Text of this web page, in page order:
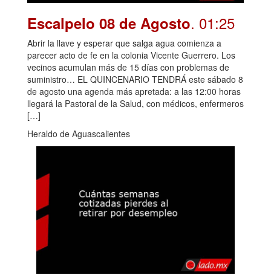
Escalpelo 08 de Agosto. 01:25
Abrir la llave y esperar que salga agua comienza a
parecer acto de fe en la colonia Vicente Guerrero. Los
vecinos acumulan más de 15 días con problemas de
suministro… EL QUINCENARIO TENDRÁ este sábado 8
de agosto una agenda más apretada: a las 12:00 horas
llegará la Pastoral de la Salud, con médicos, enfermeros
[…]
Heraldo de Aguascalientes